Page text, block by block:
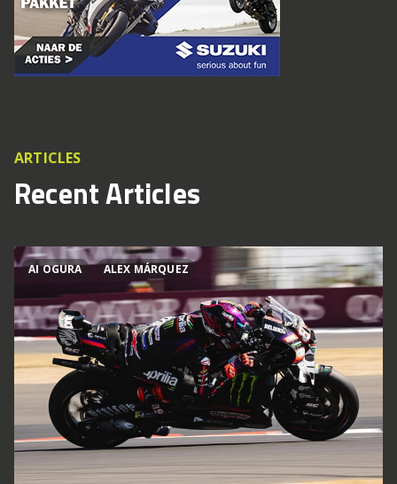
ARTICLES
Recent Articles
AI OGURA ALEX MÁRQUEZ